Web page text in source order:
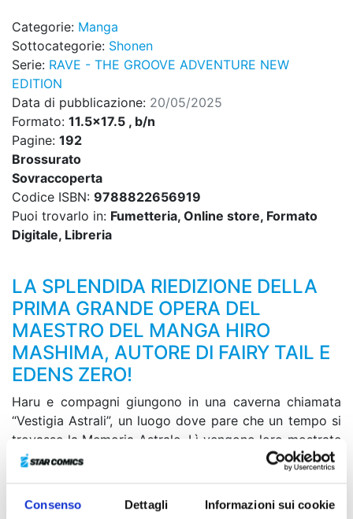
Consenso Dettagli Informazioni sui cookie
Categorie: Manga
Sottocategorie: Shonen
Serie: RAVE - THE GROOVE ADVENTURE NEW
EDITION
Data di pubblicazione: 20/05/2025
Formato: 11.5x17.5 , b/n
Pagine: 192
Brossurato
Sovraccoperta
Codice ISBN: 9788822656919
Puoi trovarlo in: Fumetteria, Online store, Formato
Digitale, Libreria
LA SPLENDIDA RIEDIZIONE DELLA
PRIMA GRANDE OPERA DEL
MAESTRO DEL MANGA HIRO
MASHIMA, AUTORE DI FAIRY TAIL E
EDENS ZERO!
Haru e compagni giungono in una caverna chiamata
“Vestigia Astrali”, un luogo dove pare che un tempo si
trovasse la Memoria Astrale. Lì vengono loro mostrate
non solo immagini del passato, ma anche del mondo
osservano senza parole quelle scene spaventose,
davanti a loro compare il generale supremo di quella